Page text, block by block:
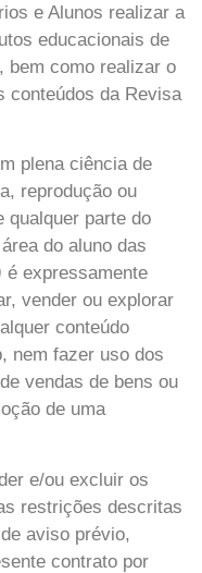
e Alunos realizar a
educacionais de
bem como realizar o
conteúdos da Revisa
plena ciência de
reprodução ou
qualquer parte do
do aluno das
é expressamente
vender ou explorar
conteúdo
nem fazer uso dos
vendas de bens ou
de uma
e/ou excluir os
restrições descritas
aviso prévio,
contrato por